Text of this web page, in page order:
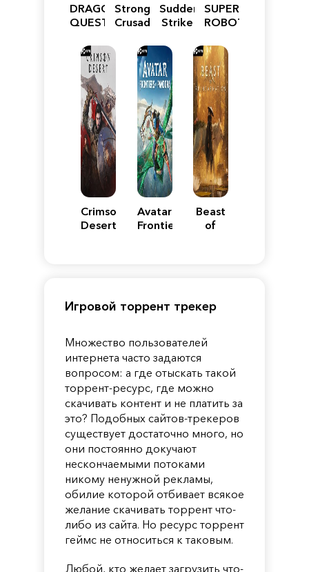
DRAGON
QUEST
Reimagined
Stronghold
Crusader:
Edition
Sudden
Strike
SUPER
ROBOT
Y
Crimson
Desert
Avatar:
Frontiers
Beast
of
Игровой торрент трекер
Множество пользователей
интернета часто задаются
вопросом: а где отыскать такой
торрент-ресурс, где можно
скачивать контент и не платить за
это? Подобных сайтов-трекеров
существует достаточно много, но
они постоянно докучают
нескончаемыми потоками
никому ненужной рекламы,
обилие которой отбивает всякое
желание скачивать торрент что-
либо из сайта. Но ресурс торрент
геймс не относиться к таковым.
Любой, кто желает загрузить что-